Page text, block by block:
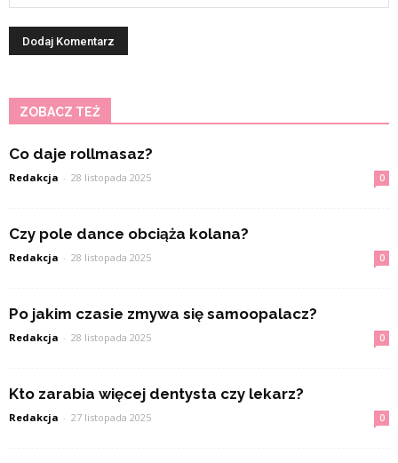
ZOBACZ TEŻ
Co daje rollmasaz?
Redakcja - 28 listopada 2025 0
Czy pole dance obciąża kolana?
Redakcja - 28 listopada 2025 0
Po jakim czasie zmywa się samoopalacz?
Redakcja - 28 listopada 2025 0
Kto zarabia więcej dentysta czy lekarz?
Redakcja - 27 listopada 2025 0